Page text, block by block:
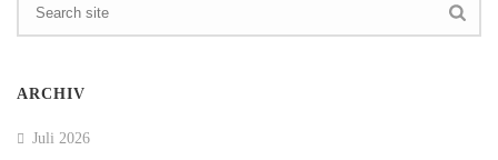
ARCHIV
Juli 2026